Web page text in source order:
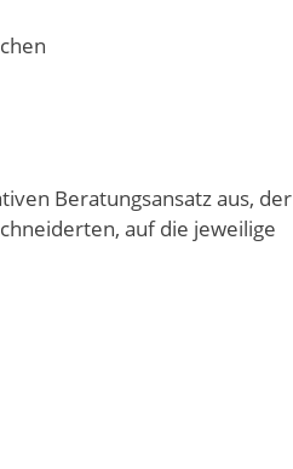
Beratungsansatz aus, der
auf die jeweilige